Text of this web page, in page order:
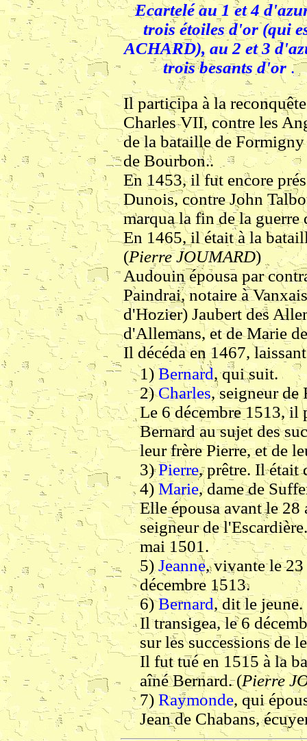
Ecartelé au 1 et 4
trois étoiles d'or (qui
ACHARD), au 2 et 3
trois besants d'or .
Il participa à la
Charles VII, contre les
de la bataille de
de Bourbon..
En 1453, il fut encore
Dunois, contre John
marqua la fin de la guerre
En 1465, il était à la
(Pierre JOUMARD)
Audouin épousa par
Paindrai, notaire à
d'Hozier) Jaubert des
d'Allemans, et de Marie
Il décéda en 1467,
1)Bernard, qui suit.
2)Charles, seigneur de
Le 6 décembre 1513, il
Bernard au sujet des
leur frère Pierre, et de
3)Pierre, prêtre. Il était
4) Marie, dame de
Elle épousa avant le 28
seigneur de
mai 1501.
5)Jeanne, vivante le 23
décembre 1513.
6)Bernard, dit le jeune.
Il transigea, le 6
sur les successions de
Il fut tué en 1515 à la
aîné Bernard. (Pierre
7) Raymonde, qui
Jean de Chabans,